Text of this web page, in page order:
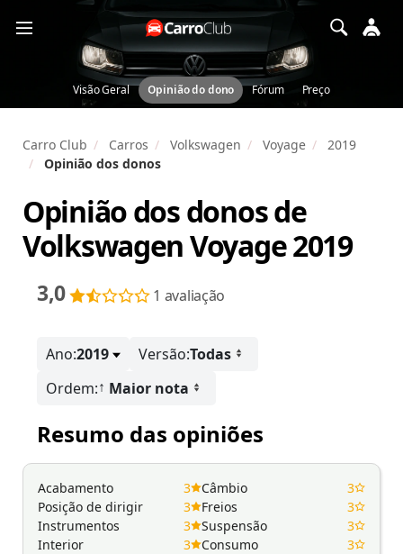
Visão Geral Opinião do dono Fórum Preço
Carro Club Carros Volkswagen Voyage
2019
Opinião dos donos
Opinião dos donos de
Volkswagen Voyage 2019
3,0 1 avaliação
Ano:2019 Versão:Todas
Ordem:↑ Maior nota
Resumo das opiniões
Acabamento
3
Posição de dirigir
3
Instrumentos
3
Interior
3
Câmbio
3
Freios
3
Suspensão
3
Consumo
3